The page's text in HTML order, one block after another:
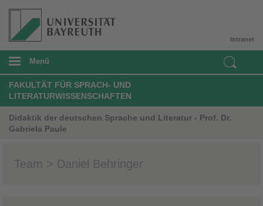
Intranet
Menü
FAKULTÄT FÜR SPRACH- UND
LITERATURWISSENSCHAFTEN
Didaktik der deutschen Sprache und Literatur - Prof. Dr.
Gabriela Paule
Team > Daniel Behringer